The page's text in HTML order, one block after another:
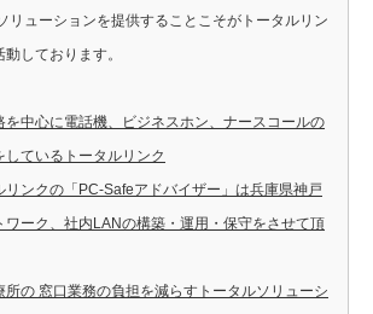
リューションを提供することこそがトータルリン
しております。
を中心に電話機、ビジネスホン、ナースコールの
ているトータルリンク
リンクの「PC-Safeアドバイザー」は兵庫県神戸
ワーク、社内LANの構築・運用・保守をさせて頂
所の 窓口業務の負担を減らすトータルソリューシ